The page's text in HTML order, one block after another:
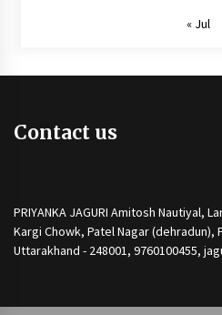
« Jul
Contact us
PRIYANKA JAGURI Amitosh Nautiyal,
Kargi Chowk, Patel Nagar (dehradun),
Uttarakhand - 248001, 9760100455,